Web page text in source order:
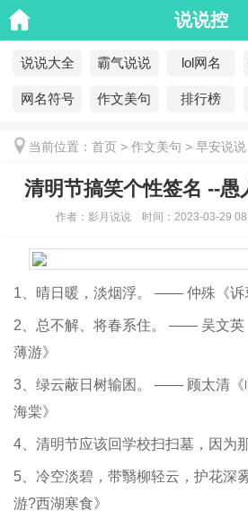
说说控
说说大全 霸气说说 lol网名
网名符号 作文美句 排行榜
当前位置： 首页 > 作文美句 > 早安说说
清明节搞笑个性签名 --愚
作者： 影月说说 时间： 2023-03-29
1、晴日暖，淡烟浮。 —— 仲殊《诉
2、总不解、将春系住。 —— 吴文英
薄游》
3、绿云蔽日树输囷。 —— 顾太清《
海棠》
4、清明节应该回学校扫扫墓，因为
5、冷空淡碧，带翳柳轻云，护花
游?西湖寒食》